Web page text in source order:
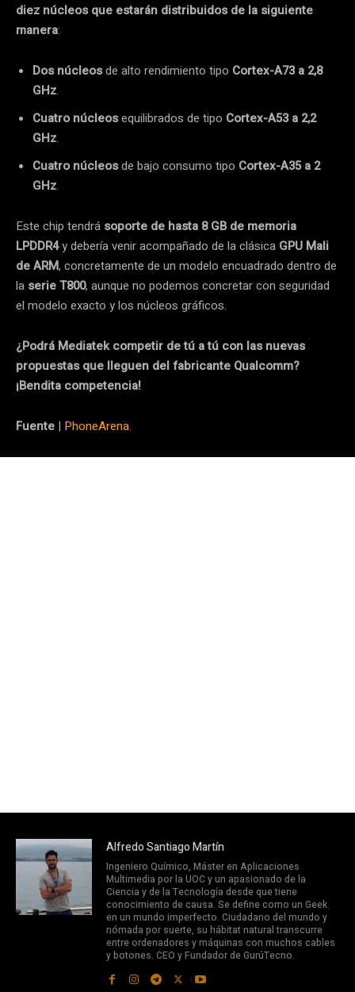
diez núcleos que estarán distribuidos de la siguiente
manera:
Dos núcleosde alto rendimiento tipo Cortex-A73 a 2,8
GHz.
Cuatro núcleosequilibrados de tipo Cortex-A53 a 2,2
GHz.
Cuatro núcleosde bajo consumo tipo Cortex-A35 a 2
GHz.
Este chip tendrá soporte de hasta 8 GB de memoria
LPDDR4y debería venir acompañado de la clásica GPU Mali
de ARM, concretamente de un modelo encuadrado dentro de
la serie T800, aunque no podemos concretar con seguridad
el modelo exacto y los núcleos gráficos.
¿Podrá Mediatek competir de tú a tú con las nuevas
propuestas que lleguen del fabricante Qualcomm?
¡Bendita competencia!
Fuente | PhoneArena.
Alfredo Santiago Martín
Ingeniero Químico, Máster en Aplicaciones
Multimedia por la UOC y un apasionado de la
Ciencia y de la Tecnología desde que tiene
conocimiento de causa. Se define como un Geek
en un mundo imperfecto. Ciudadano del mundo y
nómada por suerte, su hábitat natural transcurre
entre ordenadores y máquinas con muchos cables
y botones. CEO y Fundador de GurúTecno.